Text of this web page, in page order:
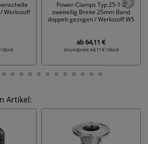
Werkstoff
Stück
Power-Clamps Typ 25-1-2
zweiteilig Breite 25mm Band
doppelt gezogen / Werkstoff W5
ab64,11 €
Grundpreis:64,11 € / Stück
Artikel: